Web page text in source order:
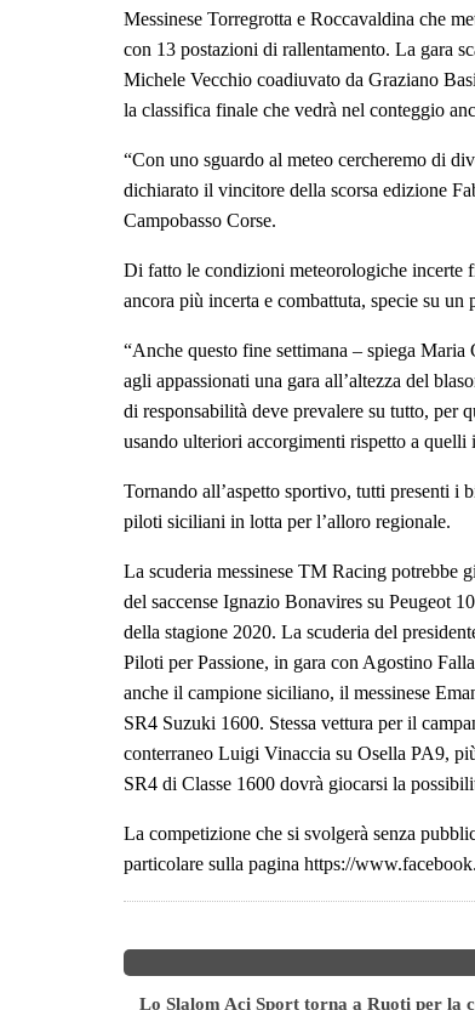
Messinese Torregrotta e Roccavaldina che
con 13 postazioni di rallentamento. La gara
Michele Vecchio coadiuvato da Graziano
la classifica finale che vedrà nel conteggio
“Con uno sguardo al meteo cercheremo di
dichiarato il vincitore della scorsa edizione
Campobasso Corse.
Di fatto le condizioni meteorologiche incerte
ancora più incerta e combattuta, specie su
“Anche questo fine settimana – spiega
agli appassionati una gara all’altezza del
di responsabilità deve prevalere su tutto, per
usando ulteriori accorgimenti rispetto a
Tornando all’aspetto sportivo, tutti presenti i
piloti siciliani in lotta per l’alloro regionale.
La scuderia messinese TM Racing potrebbe
del saccense Ignazio Bonavires su Peugeot
della stagione 2020. La scuderia del
Piloti per Passione, in gara con Agostino
anche il campione siciliano, il messinese
SR4 Suzuki 1600. Stessa vettura per il
conterraneo Luigi Vinaccia su Osella PA9,
SR4 di Classe 1600 dovrà giocarsi la
La competizione che si svolgerà senza
particolare sulla pagina https://
Lo Slalom Aci Sport torna a Ruoti per la